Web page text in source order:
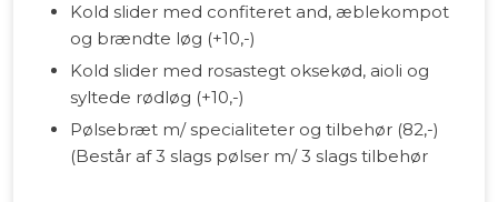
Kold slider med confiteret and, æblekompot
og brændte løg (+10,-)
Kold slider med rosastegt oksekød, aioli og
syltede rødløg (+10,-)
Pølsebræt m/ specialiteter og tilbehør (82,-)
(Består af 3 slags pølser m/ 3 slags tilbehør